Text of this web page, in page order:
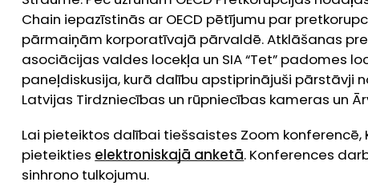
Chain iepazīstinās ar OECD pētījumu par
pārmaiņām korporatīvajā pārvaldē. Atklāšanas
asociācijas valdes locekļa un SIA “Tet” padomes
paneļdiskusija, kurā dalību apstiprinājuši pārstāvji
Latvijas Tirdzniecības un rūpniecības kameras un
Lai pieteiktos dalībai tiešsaistes Zoom konferencē,
pieteikties elektroniskajā anketā. Konferences
sinhrono tulkojumu.